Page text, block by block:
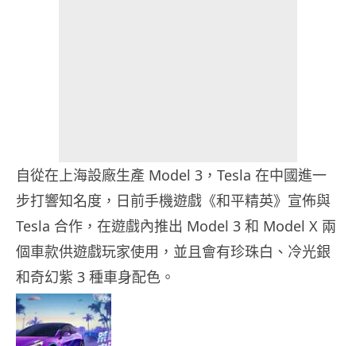
自從在上海設廠生產 Model 3，Tesla 在中國進一
步打響知名度，日前手機遊戲《和平精英》宣佈與
Tesla 合作，在遊戲內推出 Model 3 和 Model X 兩
個車款供遊戲玩家使用，並且會有珍珠白、冷光銀
和奇幻紫 3 種車身配色。